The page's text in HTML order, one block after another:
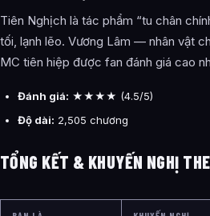
Tiên Nghịch là tác phẩm “tu chân
tối, lạnh lẽo. Vương Lâm — nhân vật
MC tiên hiệp được fan đánh giá cao
Đánh giá: ★★★★ (4.5/5)
Độ dài: 2,505 chương
TỔNG KẾT & KHUYẾN NGHỊ